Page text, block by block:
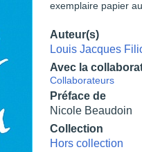
exemplaire papier
Auteur(s)
Louis Jacques
Avec la
Collaborateurs
Préface de
Nicole Beaudoin
Collection
Hors collection